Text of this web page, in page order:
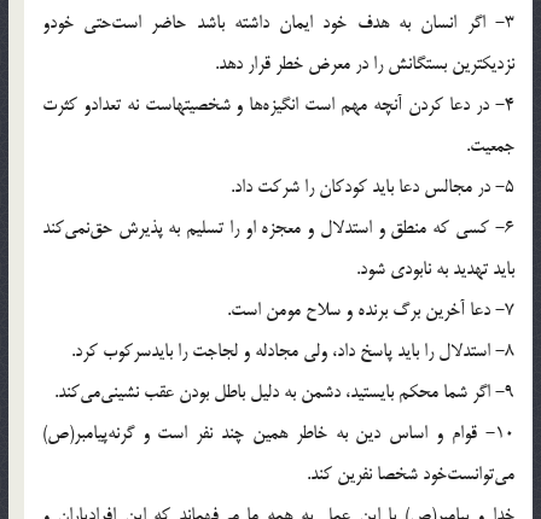
3- اگر انسان به هدف خود ايمان داشته باشد حاضر است‌حتى خودو
نزديكترين بستگانش را در معرض خطر قرار دهد.
4- در دعا كردن آنچه مهم است انگيزه‌ها و شخصيتهاست نه تعدادو كثرت
جمعيت.
5- در مجالس دعا بايد كودكان را شركت داد.
6- كسى كه منطق و استدلال و معجزه او را تسليم به پذيرش حق‌نمى‌كند
بايد تهديد به نابودى شود.
7- دعا آخرين برگ برنده و سلاح مومن است.
8- استدلال را بايد پاسخ داد، ولى مجادله و لجاجت را بايدسركوب كرد.
9- اگر شما محكم بايستيد، دشمن به دليل باطل بودن عقب نشينى‌مى‌كند.
10- قوام و اساس دين به خاطر همين چند نفر است و گرنه‌پيامبر(ص)
مى‌توانست‌خود شخصا نفرين كند.